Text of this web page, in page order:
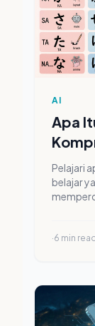
AI
Apa
Dasar
Pelajari
belajar
·6 min